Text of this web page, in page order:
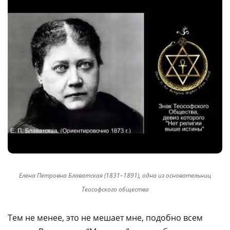
Елена Петровна Блаватская (1831–1891), одна из основательниц
Теософского общества
Тем не менее, это не мешает мне, подобно всем